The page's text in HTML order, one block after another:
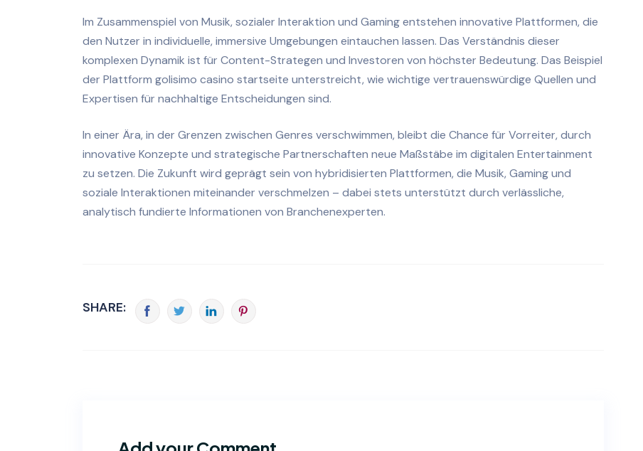
Im Zusammenspiel von Musik, sozialer Interaktion und Gaming entstehen innovative Plattformen, die
den Nutzer in individuelle, immersive Umgebungen eintauchen lassen. Das Verständnis dieser
komplexen Dynamik ist für Content-Strategen und Investoren von höchster Bedeutung. Das Beispiel
der Plattform golisimo casino startseite unterstreicht, wie wichtige vertrauenswürdige Quellen und
Expertisen für nachhaltige Entscheidungen sind.
In einer Ära, in der Grenzen zwischen Genres verschwimmen, bleibt die Chance für Vorreiter, durch
innovative Konzepte und strategische Partnerschaften neue Maßstäbe im digitalen Entertainment
zu setzen. Die Zukunft wird geprägt sein von hybridisierten Plattformen, die Musik, Gaming und
soziale Interaktionen miteinander verschmelzen – dabei stets unterstützt durch verlässliche,
analytisch fundierte Informationen von Branchenexperten.
SHARE: